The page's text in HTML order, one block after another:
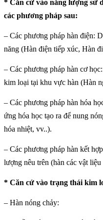
* Căn cứ vào năng lượng sử
các phương pháp sau:
– Các phương pháp hàn điện:
năng (Hàn điện tiếp xúc, Hàn
– Các phương pháp hàn cơ
kim loại tại khu vực hàn (Hàn
– Các phương pháp hàn hóa
ứng hóa học tạo ra để nung
hóa nhiệt, vv..).
– Các phương pháp hàn kết
lượng nêu trên (hàn các vật
* Căn cứ vào trạng thái kim
– Hàn nóng chảy: